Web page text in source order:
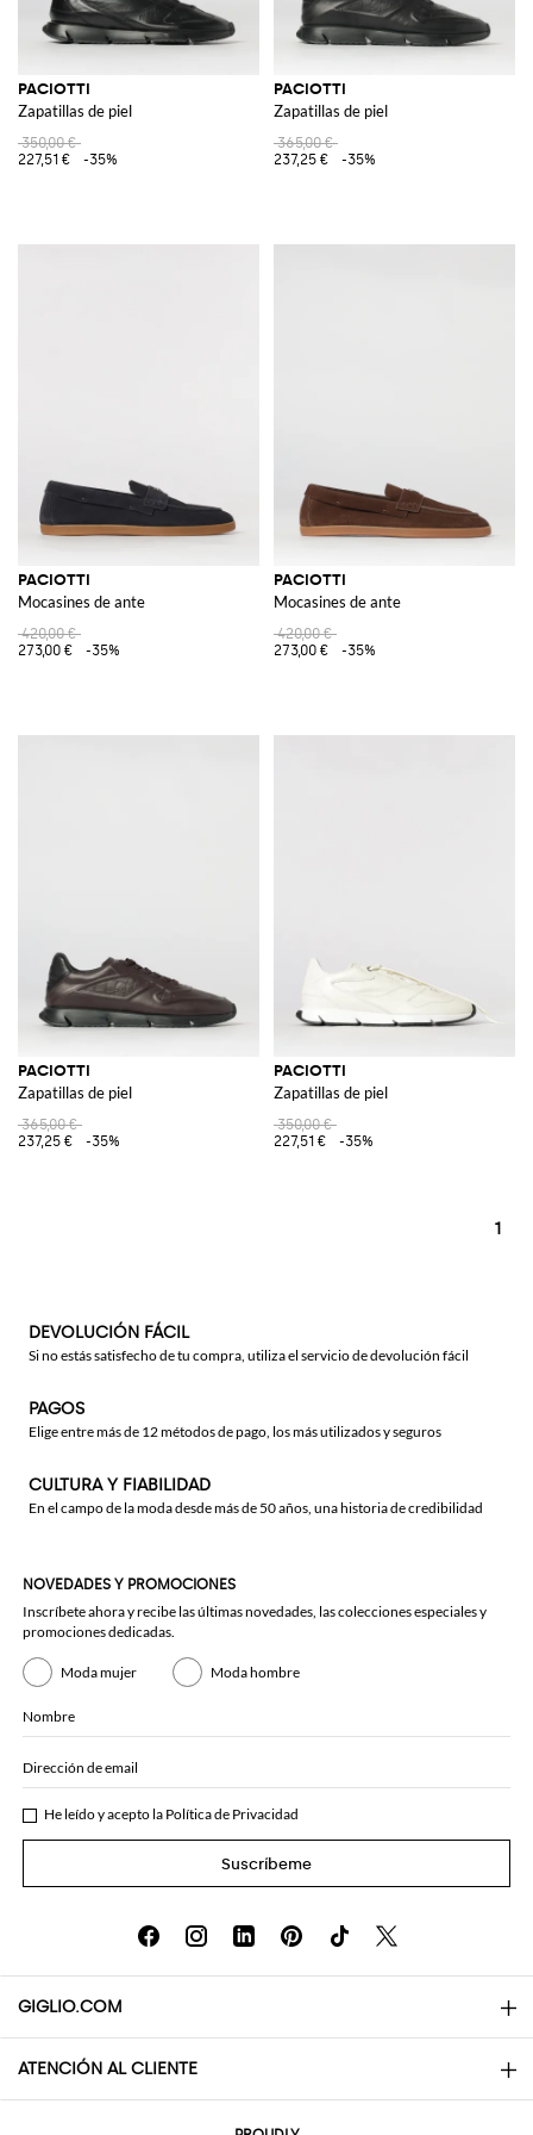
PACIOTTI
Zapatillas de piel
350,00 €
227,51 €
-35%
PACIOTTI
Zapatillas de piel
365,00 €
237,25 €
-35%
PACIOTTI
Mocasines de ante
420,00 €
273,00 €
-35%
PACIOTTI
Mocasines de ante
420,00 €
273,00 €
-35%
PACIOTTI
Zapatillas de piel
365,00 €
237,25 €
-35%
PACIOTTI
Zapatillas de piel
350,00 €
227,51 €
-35%
1
DEVOLUCIÓN FÁCIL
Si no estás satisfecho de tu compra, utiliza el servicio de devolución fácil
PAGOS
Elige entre más de 12 métodos de pago, los más utilizados y seguros
CULTURA Y FIABILIDAD
En el campo de la moda desde más de 50 años, una historia de credibilidad
NOVEDADES Y PROMOCIONES
Inscríbete ahora y recibe las últimas novedades, las colecciones especiales y
promociones dedicadas.
Moda mujer Moda hombre
Nombre
Dirección de email
He leído y acepto la Política de Privacidad
Suscríbeme
GIGLIO.COM
About
ATENCIÓN AL CLIENTE